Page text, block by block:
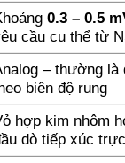
0.3 – 0.5
cầu cụ thể từ
– thường là
biên độ rung
hợp kim nhôm
dò tiếp xúc